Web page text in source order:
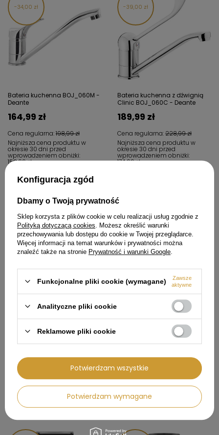
34,00 zł
Bateria kuchenna BOJ_060M -
Deante
Cena regularna:198,99 zł
164,99 zł
Najniższa cena produktu w
okresie 30 dni przed
wprowadzeniem obniżki:
158,99 zł
39,00 zł
Bateria kuchenna z dźwignią
Clinic BOJ_060C - Deante
Cena regularna:228,99 zł
189,99 zł
Najniższa cena produktu w
okresie 30 dni przed
wprowadzeniem obniżki:
174,99 zł
37,00 zł
Bateria wannowa ścienna
BOJ_010M - Deante
181,99 zł
Najniższa cena produktu w
POLECAMY
Konfiguracja zgód
Dbamy o Twoją prywatność
Sklep korzysta z plików cookie w celu realizacji usług zgodnie z
Polityką dotyczącą cookies . Możesz określić warunki
przechowywania lub dostępu do cookie w Twojej przeglądarce.
Więcej informacji na temat warunków i prywatności można
znaleźć także na stronie Prywatność i warunki Google
Funkcjonalne pliki cookie (wymagane)
Zawsze
aktywne
Analityczne pliki cookie
Reklamowe pliki cookie
Potwierdzam wymagane
Potwierdzam wszystkie